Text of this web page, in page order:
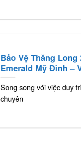
Bảo Vệ Thăng
Emerald Mỹ Đình –
Song song với việc duy
chuyên